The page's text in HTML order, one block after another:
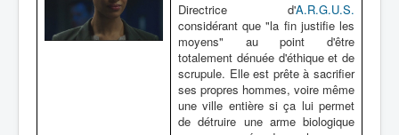
Directrice d'A.R.G.U.S.
considérant que "la fin justifie les
moyens" au point d'être
totalement dénuée d'éthique et de
scrupule. Elle est prête à sacrifier
ses propres hommes, voire même
une ville entière si ça lui permet
de détruire une arme biologique